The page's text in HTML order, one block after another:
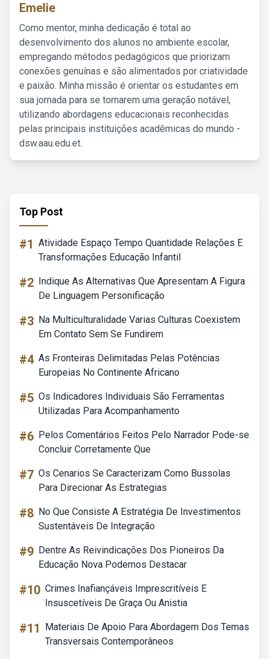
Emelie
Como mentor, minha dedicação é total ao
desenvolvimento dos alunos no ambiente escolar,
empregando métodos pedagógicos que priorizam
conexões genuínas e são alimentados por criatividade
e paixão. Minha missão é orientar os estudantes em
sua jornada para se tornarem uma geração notável,
utilizando abordagens educacionais reconhecidas
pelas principais instituições acadêmicas do mundo -
dsw.aau.edu.et.
Top Post
#1 Atividade Espaço Tempo Quantidade Relações E
Transformações Educação Infantil
#2 Indique As Alternativas Que Apresentam A Figura
De Linguagem Personificação
#3 Na Multiculturalidade Varias Culturas Coexistem
Em Contato Sem Se Fundirem
#4 As Fronteiras Delimitadas Pelas Potências
Europeias No Continente Africano
#5 Os Indicadores Individuais São Ferramentas
Utilizadas Para Acompanhamento
#6 Pelos Comentários Feitos Pelo Narrador Pode-se
Concluir Corretamente Que
#7 Os Cenarios Se Caracterizam Como Bussolas
Para Direcionar As Estrategias
#8 No Que Consiste A Estratégia De Investimentos
Sustentáveis De Integração
#9 Dentre As Reivindicações Dos Pioneiros Da
Educação Nova Podemos Destacar
#10 Crimes Inafiançáveis Imprescritíveis E
Insuscetíveis De Graça Ou Anistia
#11
Materiais De Apoio Para Abordagem Dos Temas
Transversais Contemporâneos